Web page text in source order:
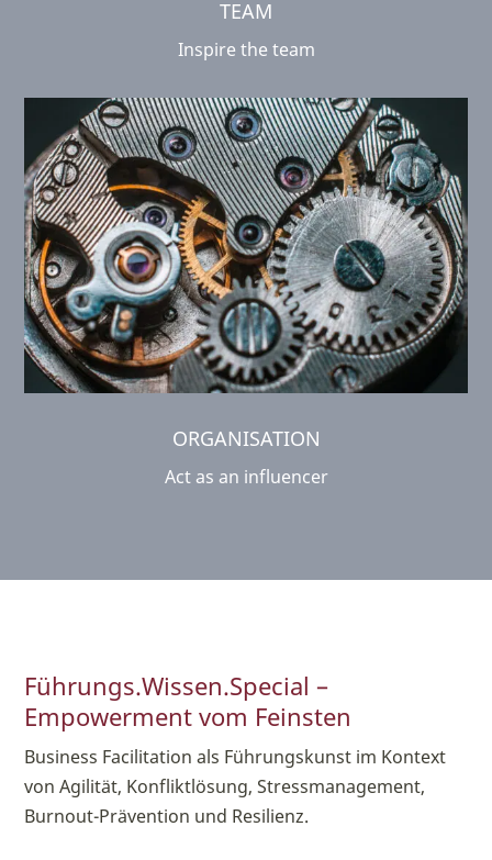
TEAM
Inspire the team
ORGANISATION
Act as an influencer
Führungs.Wissen.Special –
Empowerment vom Feinsten
Business Facilitation als Führungskunst im Kontext
von Agilität, Konfliktlösung, Stressmanagement,
Burnout-Prävention und Resilienz.